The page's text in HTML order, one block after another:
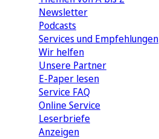
Newsletter
Podcasts
Services und Empfehlungen
Wir helfen
Unsere Partner
E-Paper lesen
Service FAQ
Online Service
Leserbriefe
Anzeigen